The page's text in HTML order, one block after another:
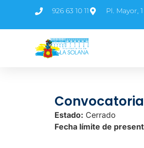
926 63 10 11 Pl. Mayor,
Estado: Cerrado
Fecha límite de